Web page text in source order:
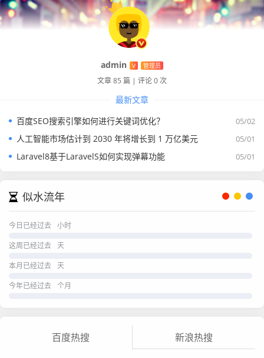
admin V 管理员
文章 85 篇 | 评论 0 次
最新文章
05/02
百度SEO搜索引擎如何进行关键词优化？
05/01
人工智能市场估计到 2030 年将增长到 1 万亿美元
05/01
Laravel8基于LaravelS如何实现弹幕功能
似水流年
今日已经过去 小时
这周已经过去
天
本月已经过去
天
今年已经过去
个月
百度热搜 新浪热搜